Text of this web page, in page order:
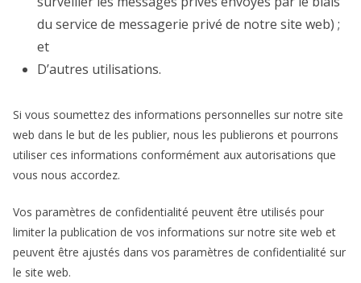
du service de messagerie privé de notre site web) ;
et
D’autres utilisations.
Si vous soumettez des informations personnelles sur notre site
web dans le but de les publier, nous les publierons et pourrons
utiliser ces informations conformément aux autorisations que
vous nous accordez.
Vos paramètres de confidentialité peuvent être utilisés pour
limiter la publication de vos informations sur notre site web et
peuvent être ajustés dans vos paramètres de confidentialité sur
le site web.